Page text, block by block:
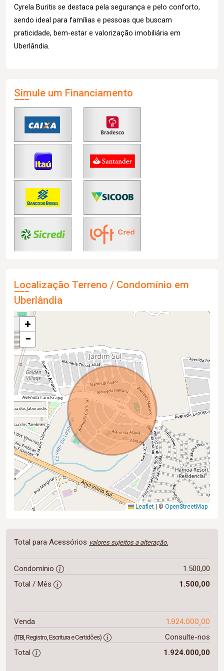
Cyrela Buritis se destaca pela segurança e pelo conforto,
sendo ideal para famílias e pessoas que buscam
praticidade, bem-estar e valorização imobiliária em
Uberlândia.
Simule um Financiamento
Localização Terreno / Condomínio em
Uberlândia
+
−
Leaflet © OpenStreetMap
Total para Acessórios valores sujeitos a alteração.
Condomínio
1.500,00
Total / Mês
1.500,00
Venda 1.924.000,00
(ITBI, Registro, Escritura e Certidões)
Consulte-nos
Total
1.924.000,00